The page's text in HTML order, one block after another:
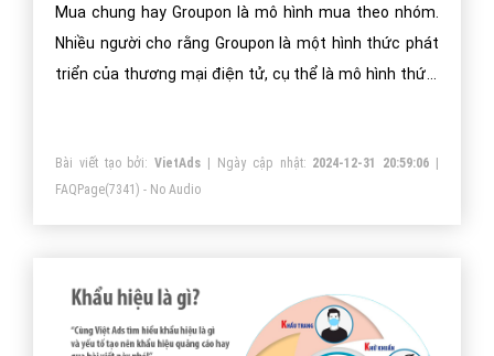
Mua chung hay Groupon là mô hình mua theo nhóm.
Nhiều người cho rằng Groupon là một hình thức phát
triển của thương mại điện tử, cụ thể là mô hình thứ 4
Bài viết tạo bởi:VietAds | Ngày cập nhật: 2024-12-31 20:59:06
FAQPage(7341) - No Audio